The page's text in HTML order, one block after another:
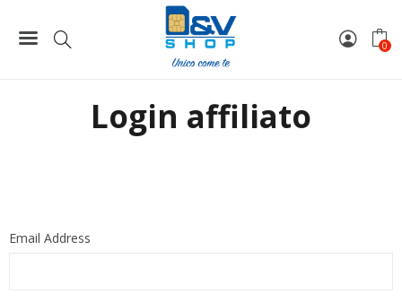
0
Login affiliato
Login affiliato
Email Address